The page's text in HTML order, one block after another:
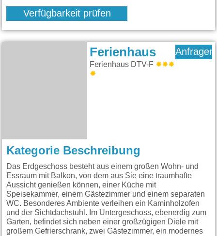
Verfügbarkeit prüfen
Ferienhaus
Ferienhaus DTV-F
Anfragen
Kategorie Beschreibung
Das Erdgeschoss besteht aus einem großen Wohn- und
Essraum mit Balkon, von dem aus Sie eine traumhafte
Aussicht genießen können, einer Küche mit
Speisekammer, einem Gästezimmer und einem separaten
WC. Besonderes Ambiente verleihen ein Kaminholzofen
und der Sichtdachstuhl. Im Untergeschoss, ebenerdig zum
Garten, befindet sich neben einer großzügigen Diele mit
großem Gefrierschrank, zwei Gästezimmer, ein modernes